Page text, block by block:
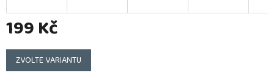
199 Kč
Měrná
cena:
ZVOLTE VARIANTU